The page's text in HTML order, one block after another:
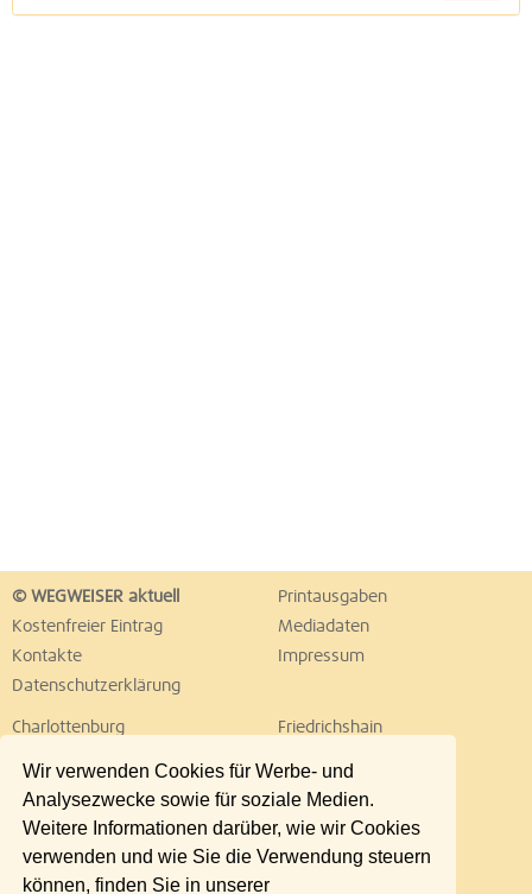
Wir verwenden Cookies für Werbe- und
Analysezwecke sowie für soziale Medien.
Weitere Informationen darüber, wie wir Cookies
verwenden und wie Sie die Verwendung steuern
können, finden Sie in unserer
© WEGWEISER aktuell
Printausgaben
Kostenfreier Eintrag
Mediadaten
Kontakte
Impressum
Datenschutzerklärung
Charlottenburg
Friedrichshain
Lichtenberg
Marzahn
Neukölln
Pankow